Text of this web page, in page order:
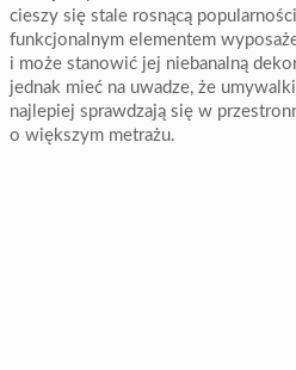
cieszy się stale rosnącą
funkcjonalnym elementem
i może stanowić jej niebanalną
jednak mieć na uwadze, że
najlepiej sprawdzają się w
o większym metrażu.